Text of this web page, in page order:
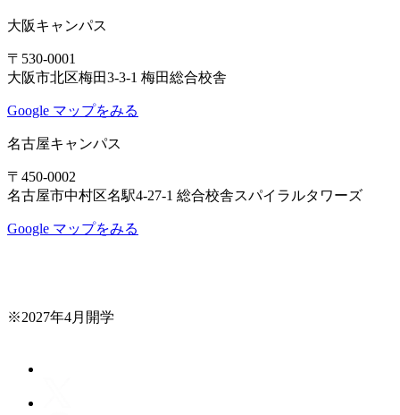
大阪キャンパス
〒530-0001
大阪市北区梅田3-3-1 梅田総合校舎
Google マップをみる
名古屋キャンパス
〒450-0002
名古屋市中村区名駅4-27-1 総合校舎スパイラルタワーズ
Google マップをみる
※2027年4月開学